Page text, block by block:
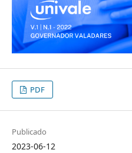
PDF
Publicado
2023-06-12